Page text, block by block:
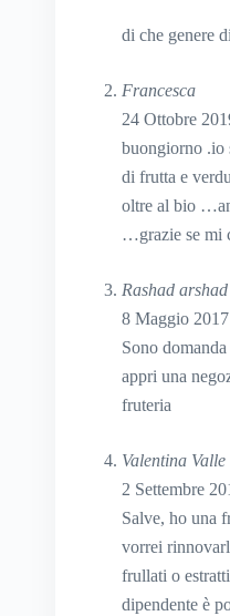
di che genere
Francesca
24 Ottobre
buongiorno .io
di frutta e
oltre al bio
…grazie se mi
Rashad arshad
8 Maggio
Sono
appri una
fruteria
Valentina Valle
2 Settembre
Salve, ho una
vorrei
frullati o
dipendente è